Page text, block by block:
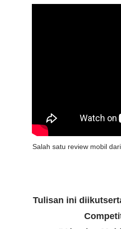
Salah satu review mobil
Tulisan ini